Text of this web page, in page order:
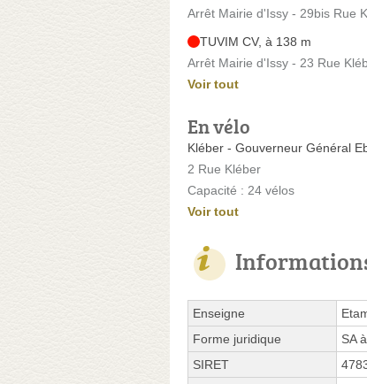
Arrêt Mairie d'Issy - 29bis Rue
TUVIM CV, à 138 m
Arrêt Mairie d'Issy - 23 Rue
Voir tout
En vélo
Kléber - Gouverneur Général
2 Rue Kléber
Capacité : 24 vélos
Voir tout
Enseigne
Forme juridique
SA
SIRET